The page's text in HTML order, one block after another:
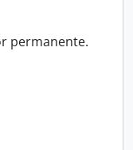
permanente.